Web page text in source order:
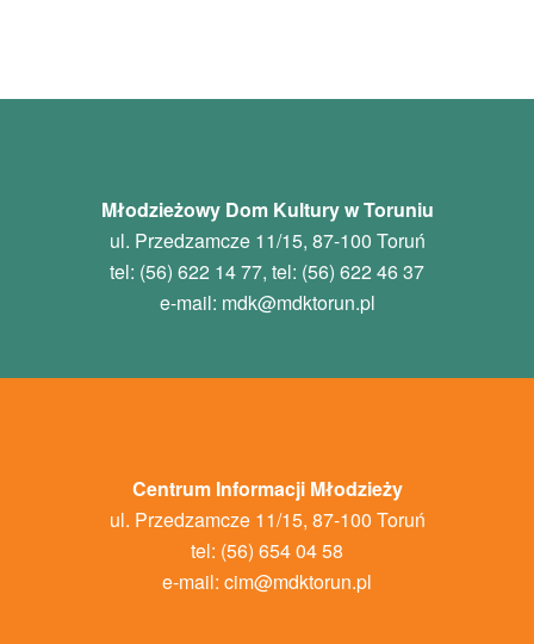
Młodzieżowy Dom Kultury w Toruniu
ul. Przedzamcze 11/15, 87-100 Toruń
tel: (56) 622 14 77, tel: (56) 622 46 37
e-mail: mdk@mdktorun.pl
Centrum Informacji Młodzieży
ul. Przedzamcze 11/15, 87-100 Toruń
tel: (56) 654 04 58
e-mail: cim@mdktorun.pl